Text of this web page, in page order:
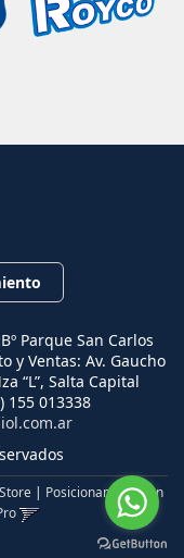
Parque San Carlos
y Ventas: Av. Gaucho
“L”, Salta Capital
155 013338
| Posicionamiento en